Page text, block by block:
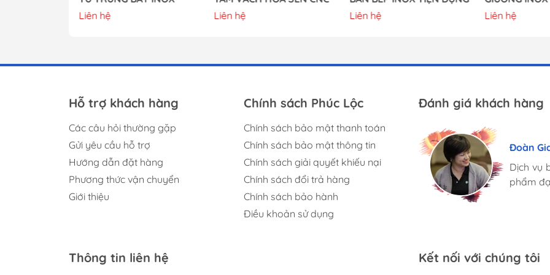
Liên hệ
Liên hệ
Liên hệ
Liên hệ
Hỗ trợ khách hàng
Các câu hỏi thường gặp
Gửi yêu cầu hỗ trợ
Hướng dẫn đặt hàng
Phương thức vận chuyển
Giới thiệu
Chính sách Phúc Lộc
Chính sách bảo mật thanh toán
Chính sách bảo mật thông tin
Chính sách giải quyết khiếu nại
Chính sách đổi trả hàng
Chính sách bảo hành
Điều khoản sử dụng
Đánh giá khách hàng
Mình
mặt
chuyên
Đoàn
Dịch vụ
phẩm
Phúc
hàn...
đáp
Thông tin liên hệ Kết nối với chúng tôi